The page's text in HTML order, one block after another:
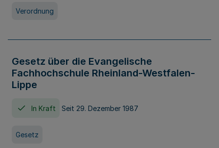
Verordnung
Gesetz über die Evangelische
Fachhochschule Rheinland-Westfalen-
Lippe
In Kraft Seit 29. Dezember 1987
Gesetz